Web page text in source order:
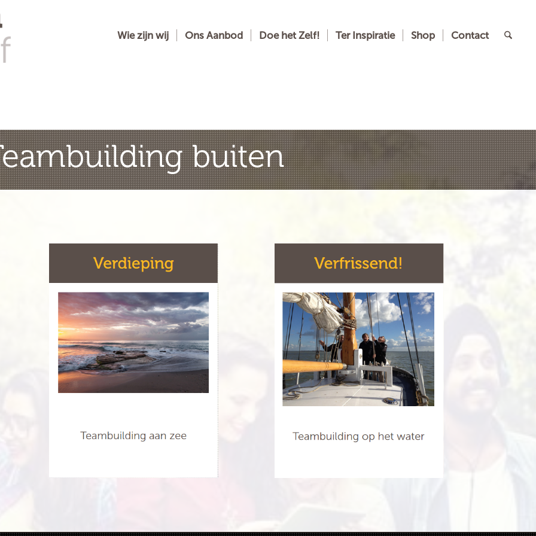
Wie zijn wij Ons Aanbod Doe het Zelf! Ter Inspiratie Shop Contact
buiten